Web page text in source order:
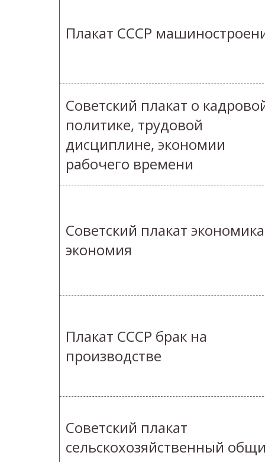
Плакат СССР
Советский плакат о
политике, трудовой
дисциплине, экономии
рабочего времени
Советский плакат
экономия
Плакат СССР брак на
производстве
Советский плакат
сельскохозяйственный